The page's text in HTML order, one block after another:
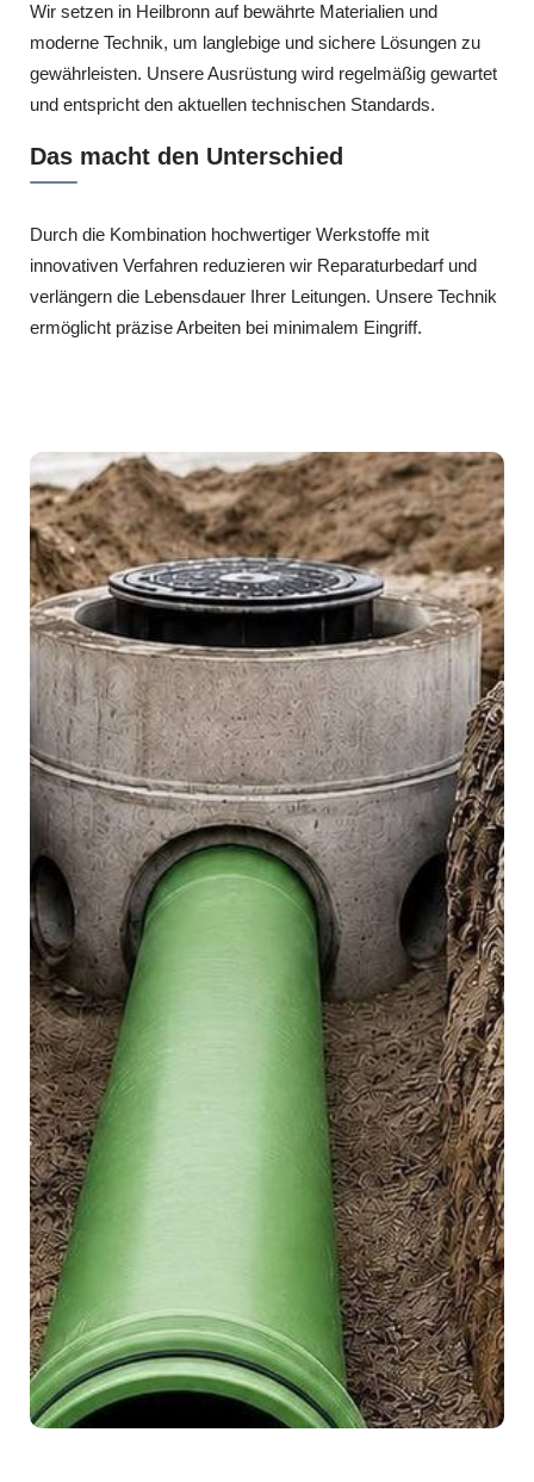
Wir setzen in Heilbronn auf bewährte Materialien und
moderne Technik, um langlebige und sichere Lösungen zu
gewährleisten. Unsere Ausrüstung wird regelmäßig gewartet
und entspricht den aktuellen technischen Standards.
Das macht den Unterschied
Durch die Kombination hochwertiger Werkstoffe mit
innovativen Verfahren reduzieren wir Reparaturbedarf und
verlängern die Lebensdauer Ihrer Leitungen. Unsere Technik
ermöglicht präzise Arbeiten bei minimalem Eingriff.